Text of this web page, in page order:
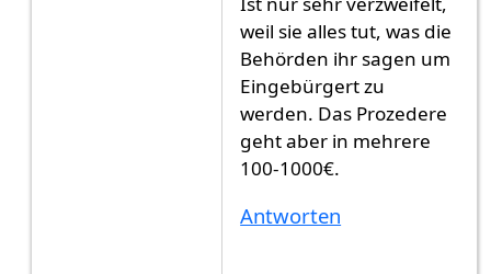
weil sie alles tut, was die
Behörden ihr sagen um
Eingebürgert zu
werden. Das Prozedere
geht aber in mehrere
100-1000€.
Antworten